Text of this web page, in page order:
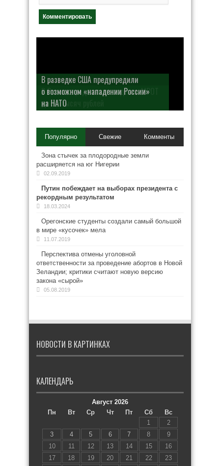
В разведке США предупредили
о возможном «нападении России»
на НАТО
Популярно Свежие Комменты
Зона стычек за плодородные земли
расширяется на юг Нигерии
02.09.2019
Путин побеждает на выборах президента с
рекордным результатом
18.03.2024
Орегонские студенты создали самый большой
в мире «кусочек» мела
11.07.2019
Перспектива отмены уголовной
ответственности за проведение абортов в Новой
Зеландии; критики считают новую версию
закона «сырой»
05.08.2019
НОВОСТИ В КАРТИНКАХ
КАЛЕНДАРЬ
Август 2026
Пн
Вт Ср Чт Пт Сб
Вс
1
2
3
4 5 6 7 8
9
10
11 12 13 14 15
16
17
18 19 20 21 22 23